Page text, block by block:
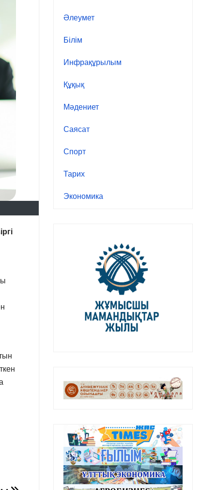
Әлеумет
Білім
Инфрақұрылым
Құқық
Мәдениет
Саясат
Спорт
Тарих
Экономика